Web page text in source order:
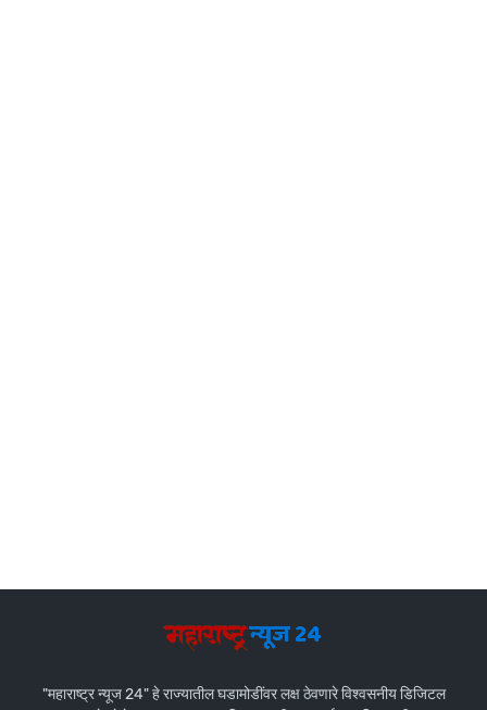
"महाराष्ट्र न्यूज 24" हे राज्यातील घडामोडींवर लक्ष ठेवणारे विश्वसनीय डिजिटल